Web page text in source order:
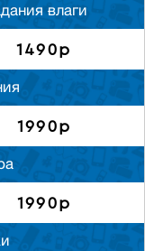
влаги
1490р
1990р
1990р